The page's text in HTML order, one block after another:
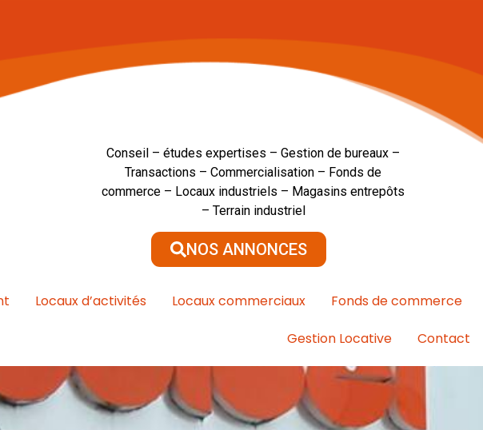
Conseil – études expertises – Gestion de bureaux –
Transactions – Commercialisation – Fonds de
commerce – Locaux industriels – Magasins entrepôts
– Terrain industriel
NOS ANNONCES
Locaux d’activités Locaux commerciaux Fonds de commerce
Gestion Locative Contact